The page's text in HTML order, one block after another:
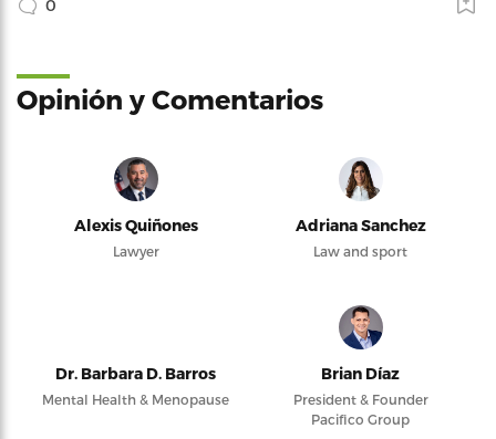
0
Opinión y Comentarios
Alexis Quiñones
Lawyer
Adriana Sanchez
Law and sport
Dr. Barbara D. Barros
Mental Health & Menopause
Brian Díaz
President & Founder
Pacifico Group